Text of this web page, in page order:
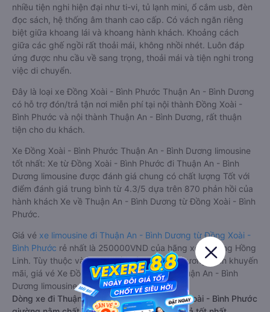
nhiều tiện nghi hiện đại như ti-vi, tủ lạnh mini, ổ cắm usb, đèn
đọc sách, hệ thống âm thanh cao cấp. Có vách ngăn riêng
biệt giữa khoang lái và khoang hành khách. Khoảng cách
giữa các ghế ngồi rất thoải mái, không nhồi nhét. Luôn đáp
ứng được nhu cầu về sang trọng, thoải mái và tiện nghi trong
việc di chuyển.
Đây là loại xe Đồng Xoài - Bình Phước Thuận An - Bình Dương
có hỗ trợ đón/trả tận nơi miễn phí tại nội thành Đồng Xoài -
Bình Phước và nội thành Thuận An - Bình Dương, rất thuận
tiện cho du khách.
Xe Đồng Xoài - Bình Phước Thuận An - Bình Dương limousine
tốt nhất: Xe từ Đồng Xoài - Bình Phước đi Thuận An - Bình
Dương limousine được đánh giá chung có chất lượng Tốt với
điểm đánh giá trung bình từ 4.3/5 dựa trên 870 phản hồi của
hành khách Xe về Thuận An - Bình Dương từ Đồng Xoài - Bình
Phước.
Giá vé xe limousine đi Thuận An - Bình Dương từ Đồng Xoài -
Bình Phước rẻ nhất là 250000VND của hãng xe Phương Hồng
Linh. Tùy thuộc vào vị trí ngồi của bạn và chương trình khuyến
mãi, giá vé Xe Đồng Xoài - Bình Phước đi Thuận An - Bình
Dương limousine này có thể sẽ rẻ hơn
Dòng xe đi Thuận An - Bình Dương từ Đồng Xoài - Bình Phước